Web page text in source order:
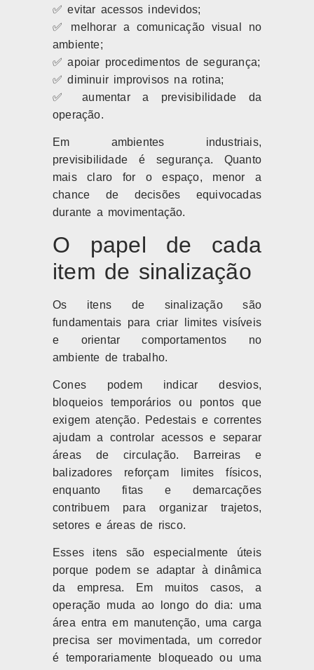
✅ evitar acessos indevidos;
✅ melhorar a comunicação visual no
ambiente;
✅ apoiar procedimentos de segurança;
✅ diminuir improvisos na rotina;
✅ aumentar a previsibilidade da
operação.
Em ambientes industriais,
previsibilidade é segurança. Quanto
mais claro for o espaço, menor a
chance de decisões equivocadas
durante a movimentação.
O papel de cada
item de sinalização
Os itens de sinalização são
fundamentais para criar limites visíveis
e orientar comportamentos no
ambiente de trabalho.
Cones podem indicar desvios,
bloqueios temporários ou pontos que
exigem atenção. Pedestais e correntes
ajudam a controlar acessos e separar
áreas de circulação. Barreiras e
balizadores reforçam limites físicos,
enquanto fitas e demarcações
contribuem para organizar trajetos,
setores e áreas de risco.
Esses itens são especialmente úteis
porque podem se adaptar à dinâmica
da empresa. Em muitos casos, a
operação muda ao longo do dia: uma
área entra em manutenção, uma carga
precisa ser movimentada, um corredor
é temporariamente bloqueado ou uma